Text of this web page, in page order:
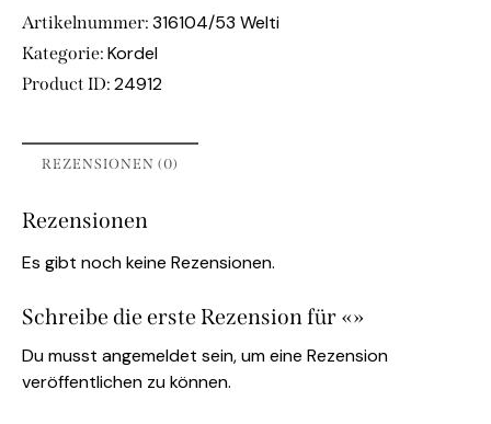
Artikelnummer: 316104/53 Welti
Kategorie: Kordel
Product ID: 24912
REZENSIONEN (0)
Rezensionen
Es gibt noch keine Rezensionen.
Schreibe die erste Rezension für «»
Du musst angemeldet sein, um eine Rezension
veröffentlichen zu können.